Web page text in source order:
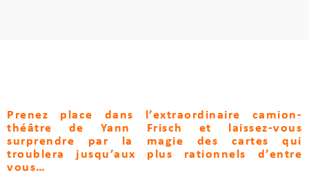
Prenez place dans l’extraordinaire camion-
théâtre de Yann Frisch et laissez-vous
surprendre par la magie des cartes qui
troublera jusqu’aux plus rationnels d’entre
vous…